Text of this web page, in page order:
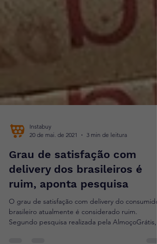
Instabuy
20 de mai. de 2021
3 min de leitura
Grau de satisfação com
delivery dos brasileiros é
ruim, aponta pesquisa